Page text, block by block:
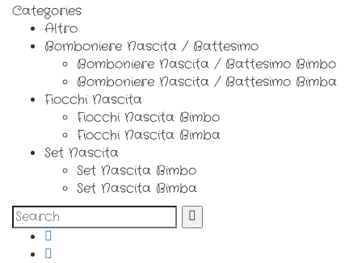
Categories
Altro
Bomboniere Nascita / Battesimo
Bomboniere Nascita / Battesimo Bimbo
Bomboniere Nascita / Battesimo Bimba
Fiocchi Nascita
Fiocchi Nascita Bimbo
Fiocchi Nascita Bimba
Set Nascita
Set Nascita Bimbo
Set Nascita Bimba